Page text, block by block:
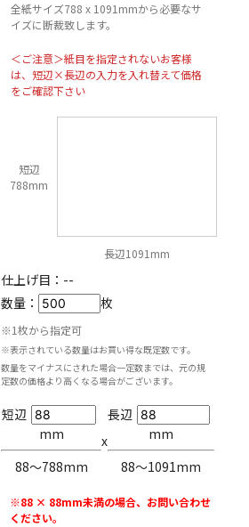
全紙サイズ788 x 1091mmから必要なサ
イズに断裁致します。
＜ご注意＞紙目を指定されないお客様
は、短辺×長辺の入力を入れ替えて価格
をご確認下さい
短辺
788mm
長辺1091mm
仕上げ目： --
数量：
枚
※1枚から指定可
※表示されている数量はお買い得な既定数です。
数量をマイナスにされた場合一定数までは、元の規
定数の価格より高くなる場合がございます。
短辺
mm
88〜788mm
x
長辺
mm
88〜1091mm
※88 × 88mm未満の場合、お問い合わせ
ください。